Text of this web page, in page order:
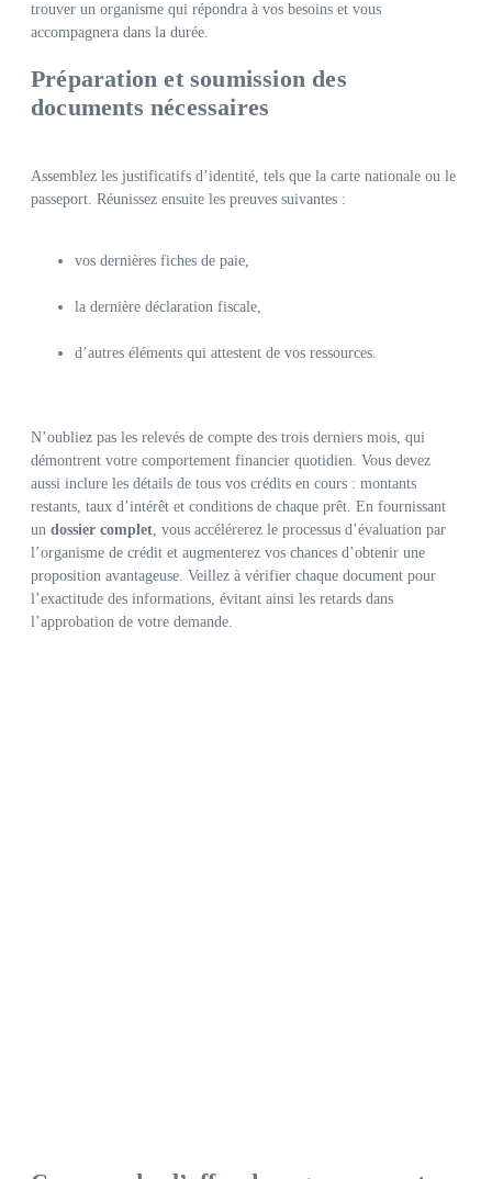
trouver un organisme qui répondra à vos besoins et vous
accompagnera dans la durée.
Préparation et soumission des
documents nécessaires
Assemblez les justificatifs d’identité, tels que la carte nationale ou le
passeport. Réunissez ensuite les preuves suivantes :
vos dernières fiches de paie,
la dernière déclaration fiscale,
d’autres éléments qui attestent de vos ressources.
N’oubliez pas les relevés de compte des trois derniers mois, qui
démontrent votre comportement financier quotidien. Vous devez
aussi inclure les détails de tous vos crédits en cours : montants
restants, taux d’intérêt et conditions de chaque prêt. En fournissant
un dossier complet , vous accélérerez le processus d’évaluation par
l’organisme de crédit et augmenterez vos chances d’obtenir une
proposition avantageuse. Veillez à vérifier chaque document pour
l’exactitude des informations, évitant ainsi les retards dans
l’approbation de votre demande.